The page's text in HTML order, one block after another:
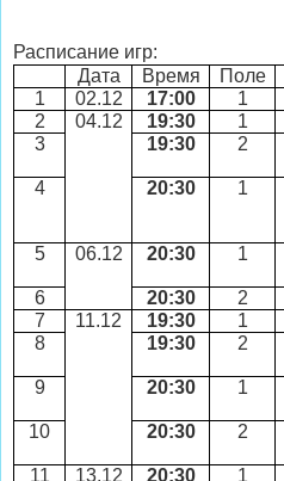
Расписание игр:
Дата
Время Поле
1
02.12 17:00 1
2
04.12 19:30 1
3
19:30 2
4
20:30 1
5
06.12 20:30 1
6 20:30 2
7
11.12 19:30 1
8
19:30 2
9
20:30 1
10
20:30 2
11
13.12 20:30 1